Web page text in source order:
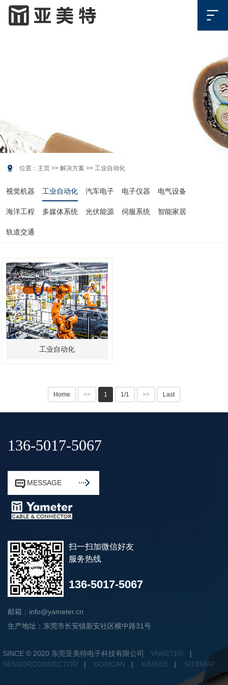

视觉机器 工业自动化 汽车电子 电子仪器 电气设备
海洋工程 多媒体系统 光伏能源 伺服系统 智能家居
轨道交通
 位置： 主页 >> 解决方案 >> 工业自动化
工业自动化
Home << 1 1/1 >> Last
136-5017-5067
 MESSAGE 
扫一扫加微信好友
服务热线
136-5017-5067
邮箱：info@yameter.cn
生产地址：东莞市长安镇新安社区横中路31号
SINCE © 2020 东莞亚美特电子科技有限公司 YAMETER |
SENSORCONNECTOR | BOMCAN | KIMKEE | SITEMAP